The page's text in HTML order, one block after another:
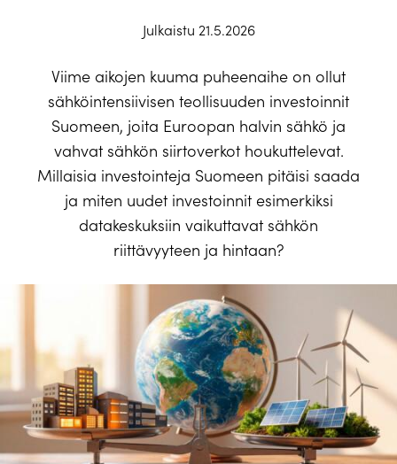
Julkaistu 21.5.2026
Viime aikojen kuuma puheenaihe on ollut
sähköintensiivisen teollisuuden investoinnit
Suomeen, joita Euroopan halvin sähkö ja
vahvat sähkön siirtoverkot houkuttelevat.
Millaisia investointeja Suomeen pitäisi saada
ja miten uudet investoinnit esimerkiksi
datakeskuksiin vaikuttavat sähkön
riittävyyteen ja hintaan?